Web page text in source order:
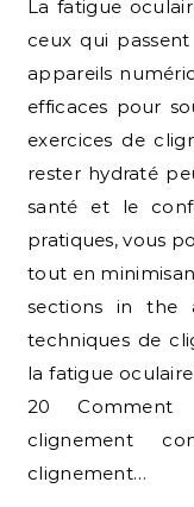
La fatigue oculaire est un problème courant pour
ceux qui
appareils
efficaces pour
exercices de
rester hydraté
santé et le
pratiques, vous
tout en
sections in the
techniques de
la fatigue
20 Comment
clignement
clignement…